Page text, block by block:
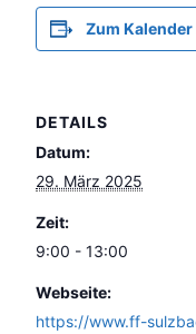
Zum
DETAILS
Datum:
29. März 2025
Zeit:
9:00 - 13:00
Webseite:
https://www.ff-